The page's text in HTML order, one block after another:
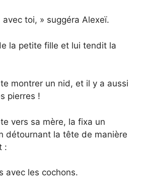
toi, » suggéra Alexeï.
la petite fille et lui tendit la
montrer un nid, et il y a aussi
pierres !
vers sa mère, la fixa un
détournant la tête de manière
:
avec les cochons.